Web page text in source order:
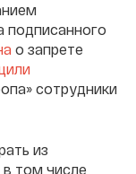
подписанного
о запрете
сотрудники
из
в том числе